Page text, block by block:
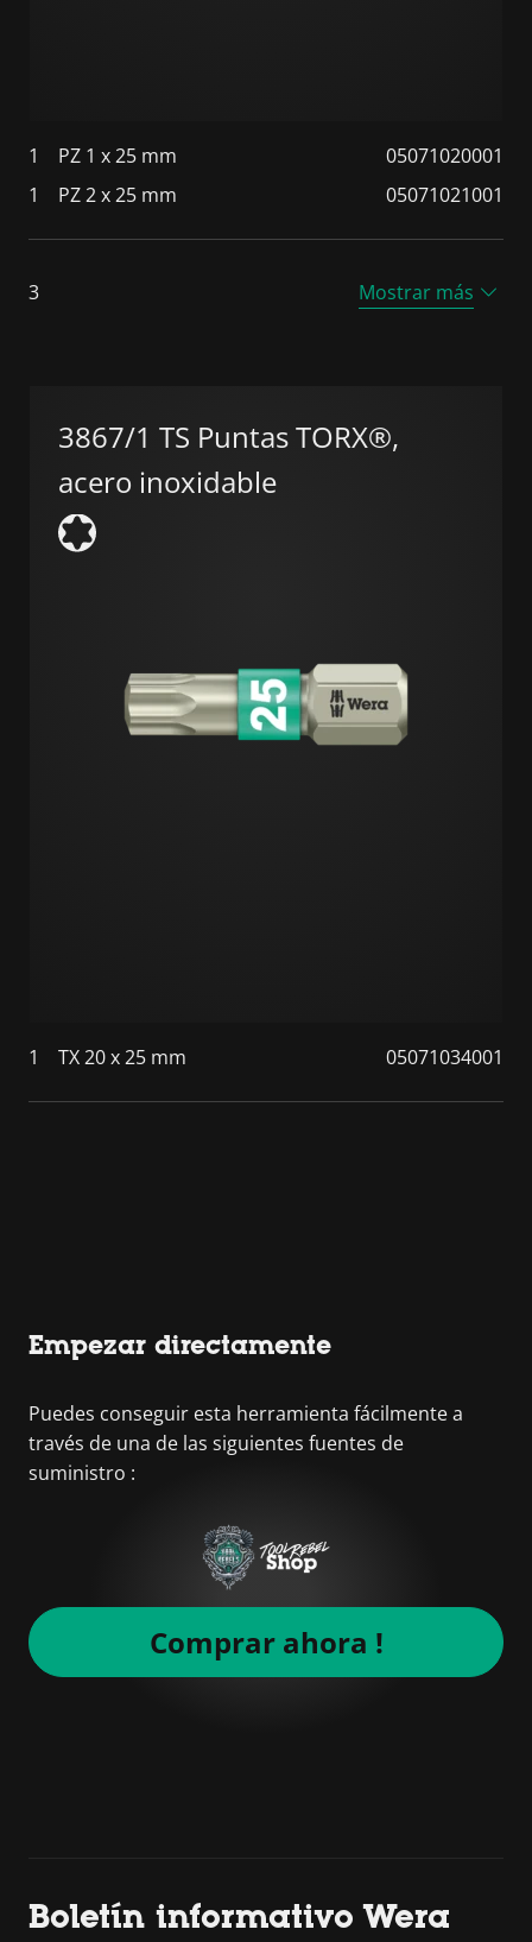
1 PZ 1 x 25 mm
05071020001
1
PZ 2 x 25 mm 05071021001
3 Mostrar más
3867/1 TS Puntas TORX®,
acero inoxidable
1 TX 20 x 25 mm 05071034001
Empezar directamente
Puedes conseguir esta herramienta fácilmente a
través de una de las siguientes fuentes de
suministro :
Comprar ahora !
Boletín informativo Wera